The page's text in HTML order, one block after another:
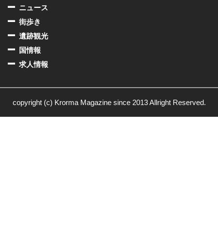
ニュース
街歩き
遺跡観光
国情報
求人情報
copyright (c) Krorma Magazine since 2013 Allright Reserved.